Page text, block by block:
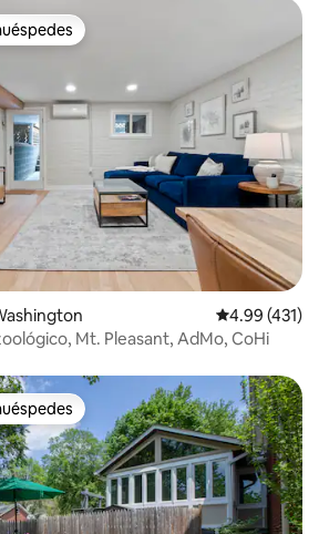
preferido
Calificación
4.99 (431)
Mt. Pleasant, AdMo, CoHi
preferido